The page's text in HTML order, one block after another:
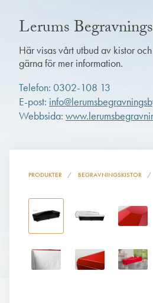
Lerums
Här visas vårt utbud av kistor
gärna för mer information.
Telefon: 0302-108 13
E-post:
Webbsida:
PRODUKTER BEGRAVNINGSKISTOR